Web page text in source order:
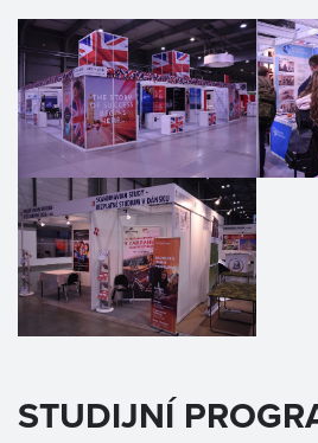
STUDIJNÍ